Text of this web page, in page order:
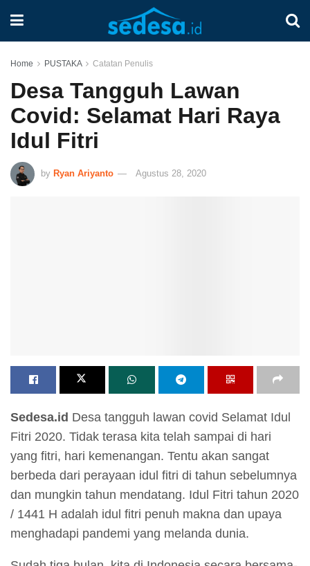
Home PUSTAKA Catatan Penulis
Desa Tangguh Lawan
Covid: Selamat Hari Raya
Idul Fitri
by Ryan Ariyanto Agustus 28, 2020
Sedesa.id Desa tangguh lawan covid Selamat Idul
Fitri 2020. Tidak terasa kita telah sampai di hari
yang fitri, hari kemenangan. Tentu akan sangat
berbeda dari perayaan idul fitri di tahun sebelumnya
dan mungkin tahun mendatang. Idul Fitri tahun 2020
/ 1441 H adalah idul fitri penuh makna dan upaya
menghadapi pandemi yang melanda dunia.